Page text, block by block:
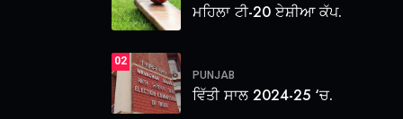
ਮਹਿਲਾ ਟੀ-20 ਏਸ਼ੀਆ ਕੱਪ.
02
PUNJAB
ਵਿੱਤੀ ਸਾਲ 2024-25 ‘ਚ.